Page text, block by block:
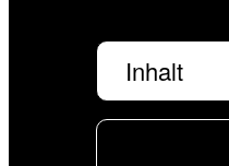
Inhalt